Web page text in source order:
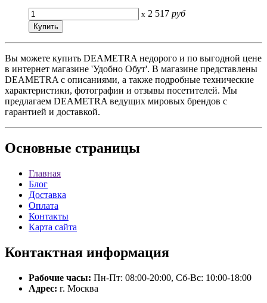
x 2 517 руб
Вы можете купить DEAMETRA недорого и по выгодной цене
в интернет магазине 'Удобно Обут'. В магазине представлены
DEAMETRA с описаниями, а также подробные технические
характеристики, фотографии и отзывы посетителей. Мы
предлагаем DEAMETRA ведущих мировых брендов с
гарантией и доставкой.
Основные страницы
Главная
Блог
Доставка
Оплата
Контакты
Карта сайта
Контактная информация
Рабочие часы: Пн-Пт: 08:00-20:00, Сб-Вс: 10:00-18:00
Адрес: г. Москва